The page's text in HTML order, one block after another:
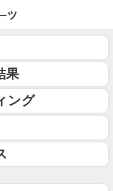
果
ング